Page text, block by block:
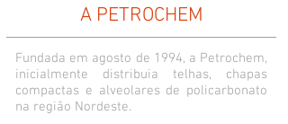
A PETROCHEM
Fundada em agosto de 1994, a Petrochem,
inicialmente distribuia telhas, chapas
compactas e alveolares de policarbonato
na região Nordeste.